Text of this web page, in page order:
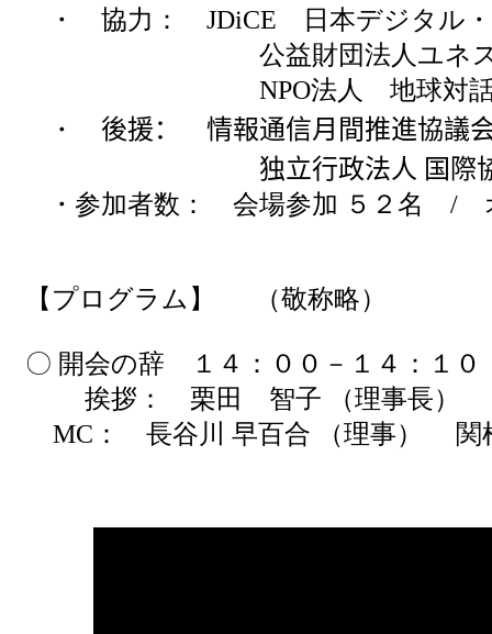
・ 協力： JDiCE 日本デジタル・
公益財団法人ユネスコ・
NPO法人 地球対
・
後援： 情報通信月間推進協議
独立行政法人 国際
・参加者数：
会場参加 ５２名 /
【プログラム 】 （敬称略）
〇 開会の辞 １４：００－１４：
挨拶： 栗田 智子 （理事長）
MC： 長谷川 早百合 （理事） 関